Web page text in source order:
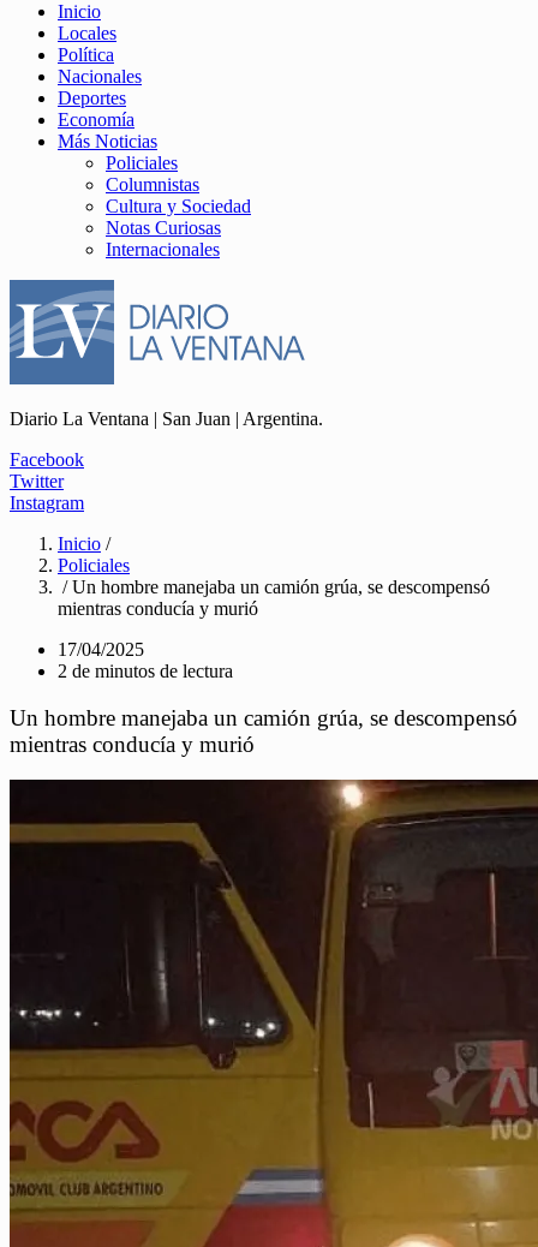
Inicio
Locales
Política
Nacionales
Deportes
Economía
Más Noticias
Policiales
Columnistas
Cultura y Sociedad
Notas Curiosas
Internacionales
Diario La Ventana | San Juan | Argentina.
Facebook
Twitter
Instagram
Inicio /
Policiales
/ Un hombre manejaba un camión grúa, se descompensó
mientras conducía y murió
17/04/2025
2 de minutos de lectura
Un hombre manejaba un camión grúa, se descompensó
mientras conducía y murió